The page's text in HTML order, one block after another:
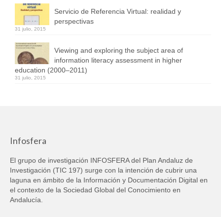
Servicio de Referencia Virtual: realidad y
perspectivas
31 julio, 2015
Viewing and exploring the subject area of
information literacy assessment in higher
education (2000–2011)
31 julio, 2015
Infosfera
El grupo de investigación INFOSFERA del Plan Andaluz de
Investigación (TIC 197) surge con la intención de cubrir una
laguna en ámbito de la Información y Documentación Digital en
el contexto de la Sociedad Global del Conocimiento en
Andalucía.